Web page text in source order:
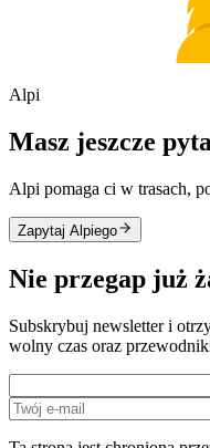
Alpi
Masz jeszcze
Alpi pomaga ci w trasach,
Zapytaj Alpiego
Nie przegap już
Subskrybuj newsletter i
wolny czas oraz